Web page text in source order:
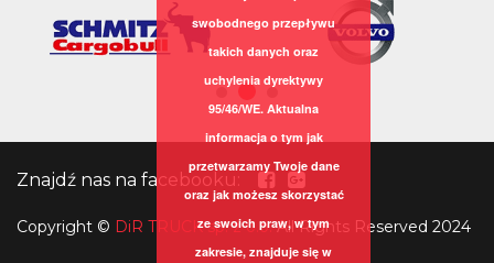
Znajdź nas na facebooku:
Copyright © DiR TRUCK sp. z o.o.All Rights Reserved 2024
swobodnego przepływu
takich danych oraz
uchylenia dyrektywy
95/46/WE. Aktualna
informacja o tym jak
przetwarzamy Twoje dane
oraz jak możesz skorzystać
ze swoich praw, w tym
zakresie, znajduje się w